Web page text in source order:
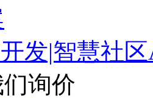
发|智慧社
询价